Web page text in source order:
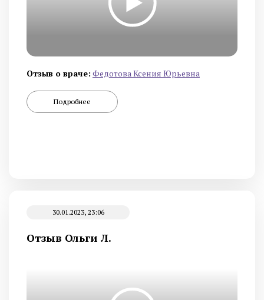
Отзыв о враче: Федотова Ксения Юрьевна
Подробнее
30.01.2023, 23:06
Отзыв Ольги Л.